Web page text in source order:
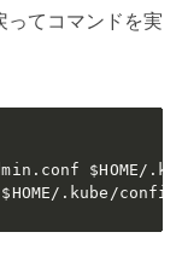
ってコマンドを実
$HOME/
.kube/config